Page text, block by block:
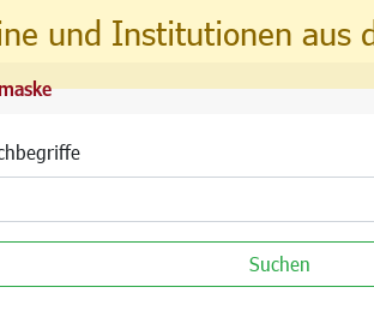
und Institutionen aus
Suchen